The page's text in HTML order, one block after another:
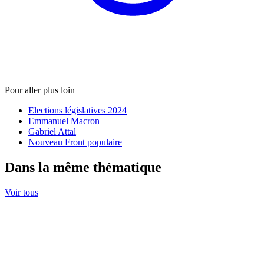
Pour aller plus loin
Elections législatives 2024
Emmanuel Macron
Gabriel Attal
Nouveau Front populaire
Dans la même thématique
Voir tous